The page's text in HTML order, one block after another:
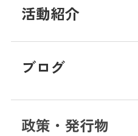
活動紹介
ブログ
政策・発行物